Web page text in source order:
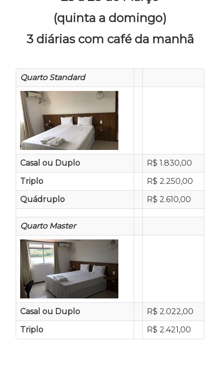
(quinta a domingo)
3 diárias com café da manhã
Quarto Standard
Casal ou Duplo
R$ 1.830,00
Triplo
R$ 2.250,00
Quádruplo
R$ 2.610,00
Quarto Master
Casal ou Duplo
R$ 2.022,00
Triplo
R$ 2.421,00